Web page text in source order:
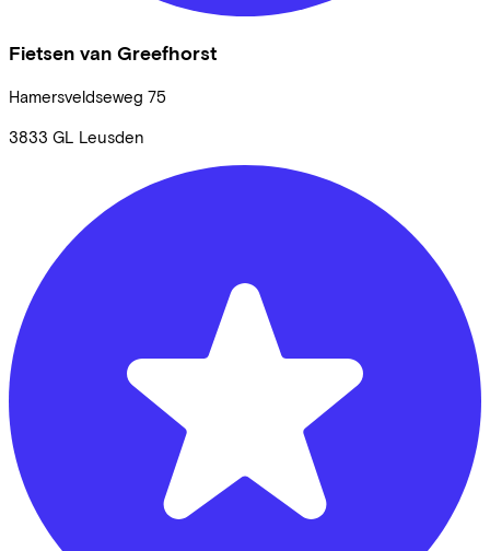
Fietsen van Greefhorst
Hamersveldseweg 75
3833 GL Leusden